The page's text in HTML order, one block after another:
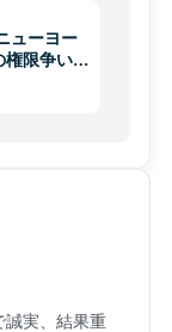
ューヨー
権限争い
誠実、結果重